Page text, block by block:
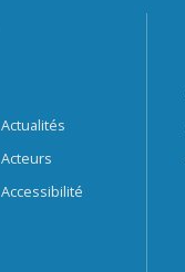
Actualités
Acteurs
Accessibilité